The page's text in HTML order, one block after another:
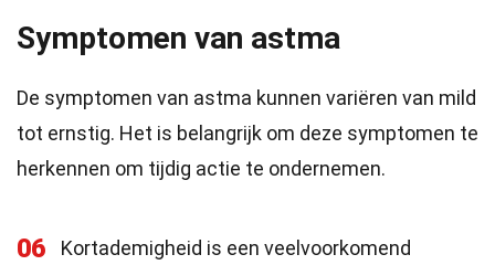
Symptomen van astma
De symptomen van astma kunnen variëren van mild
tot ernstig. Het is belangrijk om deze symptomen te
herkennen om tijdig actie te ondernemen.
06
Kortademigheid is een veelvoorkomend